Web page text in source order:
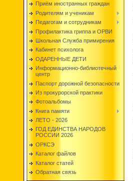
Приём иностранных граждан
Родителям и ученикам
Педагогам и сотрудникам
Профилактика гриппа и ОРВИ
Школьная Служба примирения
Кабинет психолога
ОДАРЕННЫЕ ДЕТИ
Информационно-библиотечный
центр
Паспорт дорожной безопасности
Из прокурорской практики
Фотоальбомы
Книга памяти
ЛЕТО - 2026
ГОД ЕДИНСТВА НАРОДОВ
РОССИИ 2026
ОРКСЭ
Каталог файлов
Каталог статей
Обратная связь